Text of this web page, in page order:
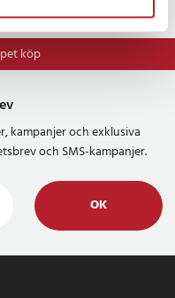
köp
kampanjer och exklusiva
och SMS-kampanjer.
OK